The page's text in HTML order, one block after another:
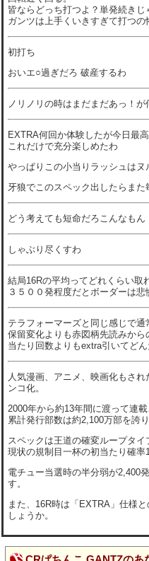
皆ならどっち打つよ？単発続きじ
ガンツは上手くいきすぎて打つの
初打ち
おいエ○過ぎだろ 破産するわ
ノリノリの時はまだまだあっ！が
EXTRA何回か体験したが今日最
これだけで充分楽しめたわ
やっぱりこの小当りラッシュは
牙狼でこのスペック出したらまた
どう考えても短命だろこんなもん
しゃぶり尽くすわ
結局16Rの平均ってどれくらい取
３５００発程度だとボーダーは
テラフォーマーズと同じ感じで
保留変化よりも赤図柄先読みから
当たり回数よりもextra引いてど
人気漫画、アニメ、映画化もさ
ンコ化。
2000年から約13年間に渡って連載
累計発行部数は約2,100万部を誇り
スペックは王道の確変ループタイ
現状の規制目一杯の初当たり確率
電チュー当選時の半分弱が2,400
す。
また、16R時は「EXTRA」仕様
しょうか。